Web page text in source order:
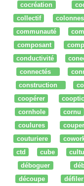
cocréation
collectif
colonnes
communauté
composant
conductivité
connectés
construction
coopérer
cooptic
cornhole
cornu
coulures
couper
couturiere
ctd
cube
déboguer
découpe
défiler